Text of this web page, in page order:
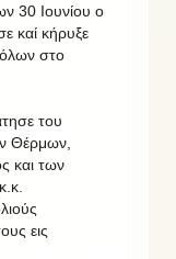
30 Ιουνίου ο
καί κήρυξε
στο
του
Θέρμων,
και των
εις